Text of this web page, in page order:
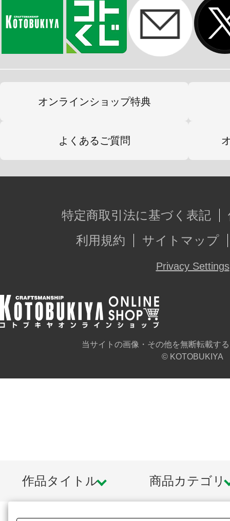
オンラインショップ特典
よくあるご質問
特定商取引法に基づく表記
利用規約
サイトマップ
Privacy Settings
当サイトの画像・その他を無断転載す
© KOTOBUKIYA
作品タイトル 商品カテゴリ